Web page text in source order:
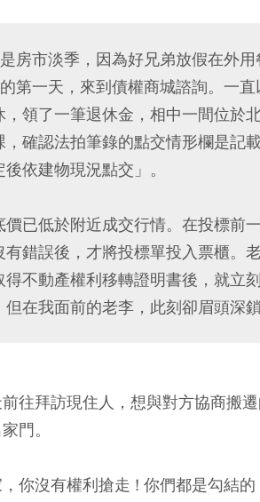
房市淡季，因為好兄弟放假在外
第一天，來到債權商城諮詢。一
，領了一筆退休金，相中一間位於
，確認法拍筆錄的點交情形欄是記
依建物現況點交」。
價已低於附近成交行情。在投標前
有錯誤後，才將投標單投入票櫃。
不動產權利移轉證明書後，就立
在我面前的老李，此刻卻眉頭深鎖
往拜訪現住人，想與對方協商搬
門。
，你沒有權利搶走 ! 你們都是勾結